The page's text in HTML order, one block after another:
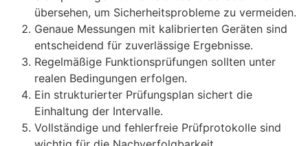
übersehen, um Sicherheitsprobleme zu vermeiden.
Genaue Messungen mit kalibrierten Geräten sind
entscheidend für zuverlässige Ergebnisse.
Regelmäßige Funktionsprüfungen sollten unter
realen Bedingungen erfolgen.
Ein strukturierter Prüfungsplan sichert die
Einhaltung der Intervalle.
Vollständige und fehlerfreie Prüfprotokolle sind